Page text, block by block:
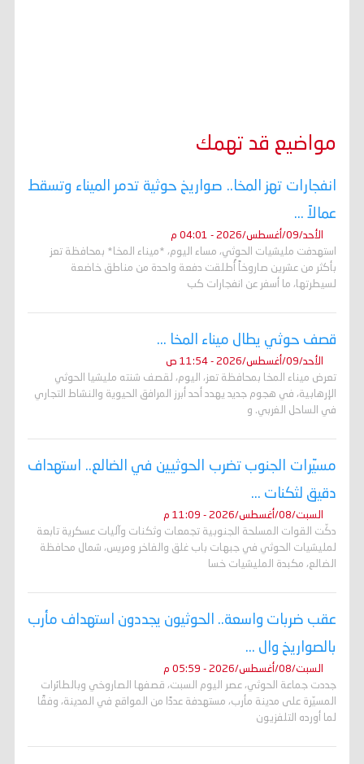
مواضيع قد تهمك
انفجارات تهز المخا.. صواريخ حوثية تدمر الميناء وتسقط
عمالاً ...
الأحد/09/أغسطس/2026 - 04:01 م
استهدفت مليشيات الحوثي، مساء اليوم، *ميناء المخا* بمحافظة تعز
بأكثر من عشرين صاروخاً أُطلقت دفعة واحدة من مناطق خاضعة
لسيطرتها، ما أسفر عن انفجارات كب
قصف حوثي يطال ميناء المخا ...
الأحد/09/أغسطس/2026 - 11:54 ص
تعرض ميناء المخا بمحافظة تعز، اليوم، لقصف شنته مليشيا الحوثي
الإرهابية، في هجوم جديد يهدد أحد أبرز المرافق الحيوية والنشاط التجاري
في الساحل الغربي. و
مسيّرات الجنوب تضرب الحوثيين في الضالع.. استهداف
دقيق لثكنات ...
السبت/08/أغسطس/2026 - 11:09 م
دكّت القوات المسلحة الجنوبية تجمعات وثكنات وآليات عسكرية تابعة
لمليشيات الحوثي في جبهات باب غلق والفاخر ومريس، شمال محافظة
الضالع، مكبدة المليشيات خسا
عقب ضربات واسعة.. الحوثيون يجددون استهداف مأرب
بالصواريخ وال ...
السبت/08/أغسطس/2026 - 05:59 م
جددت جماعة الحوثي، عصر اليوم السبت، قصفها الصاروخي وبالطائرات
المسيّرة على مدينة مأرب، مستهدفة عددًا من المواقع في المدينة، وفقًا
لما أورده التلفزيون